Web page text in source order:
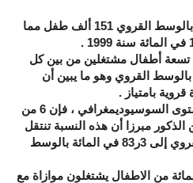
وأضاف البلاغ ،أن هذا العدد بلغ بالوسط القروي 151 ألف طفل مما
تسعة أطفال مشتغلين من بين كل
بالوسط القروي وهو ما يبين أن
بامتياز .
وأشار البلاغ إلى أنه وعلى المستوى السوسيوديمغرافي ، فإن 6 من
الذكور مبرزا أن هذه النسبة تنتقل
من 9ر55 في المائة بالوسط القروي إلى 3ر83 في المائة بالوسط
فإن 6ر16 في المائة من الاطفال يشتغلون موازاة مع